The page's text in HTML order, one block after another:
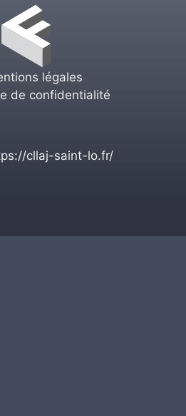
légales
de confidentialité
cllaj-saint-lo.fr/